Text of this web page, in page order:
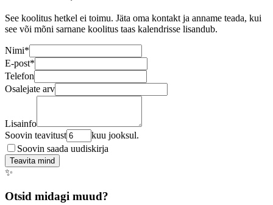
See koolitus hetkel ei toimu. Jäta oma kontakt ja anname teada, kui
see või mõni sarnane koolitus taas kalendrisse lisandub.
Nimi*
E-post*
Telefon
Osalejate arv
Lisainfo
Soovin teavitust
kuu jooksul.
Soovin saada uudiskirja
Teavita mind
✨
Otsid midagi muud?